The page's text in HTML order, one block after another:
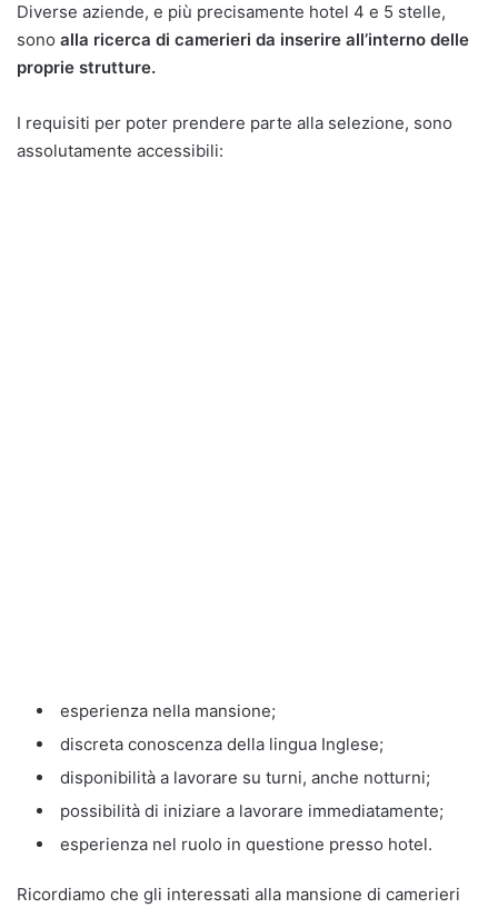
Diverse aziende, e più precisamente hotel 4 e 5 stelle,
sono alla ricerca di camerieri da inserire all’interno delle
proprie strutture.
I requisiti per poter prendere parte alla selezione, sono
assolutamente accessibili:
esperienza nella mansione;
discreta conoscenza della lingua Inglese;
disponibilità a lavorare su turni, anche notturni;
possibilità di iniziare a lavorare immediatamente;
esperienza nel ruolo in questione presso hotel.
Ricordiamo che gli interessati alla mansione di camerieri